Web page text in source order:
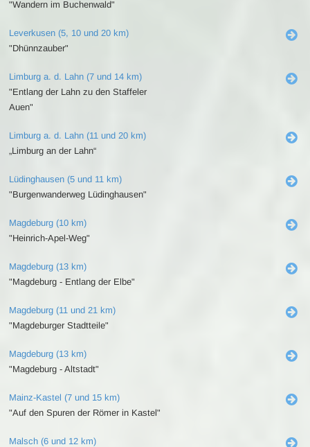
"Wandern im Buchenwald"
Leverkusen (5, 10 und 20 km)
"Dhünnzauber"
Limburg a. d. Lahn (7 und 14 km)
"Entlang der Lahn zu den Staffeler
Auen"
Limburg a. d. Lahn (11 und 20 km)
„Limburg an der Lahn“
Lüdinghausen (5 und 11 km)
"Burgenwanderweg Lüdinghausen"
Magdeburg (10 km)
"Heinrich-Apel-Weg"
Magdeburg (13 km)
"Magdeburg - Entlang der Elbe"
Magdeburg (11 und 21 km)
"Magdeburger Stadtteile"
Magdeburg (13 km)
"Magdeburg - Altstadt"
Mainz-Kastel (7 und 15 km)
"Auf den Spuren der Römer in Kastel"
Malsch (6 und 12 km)